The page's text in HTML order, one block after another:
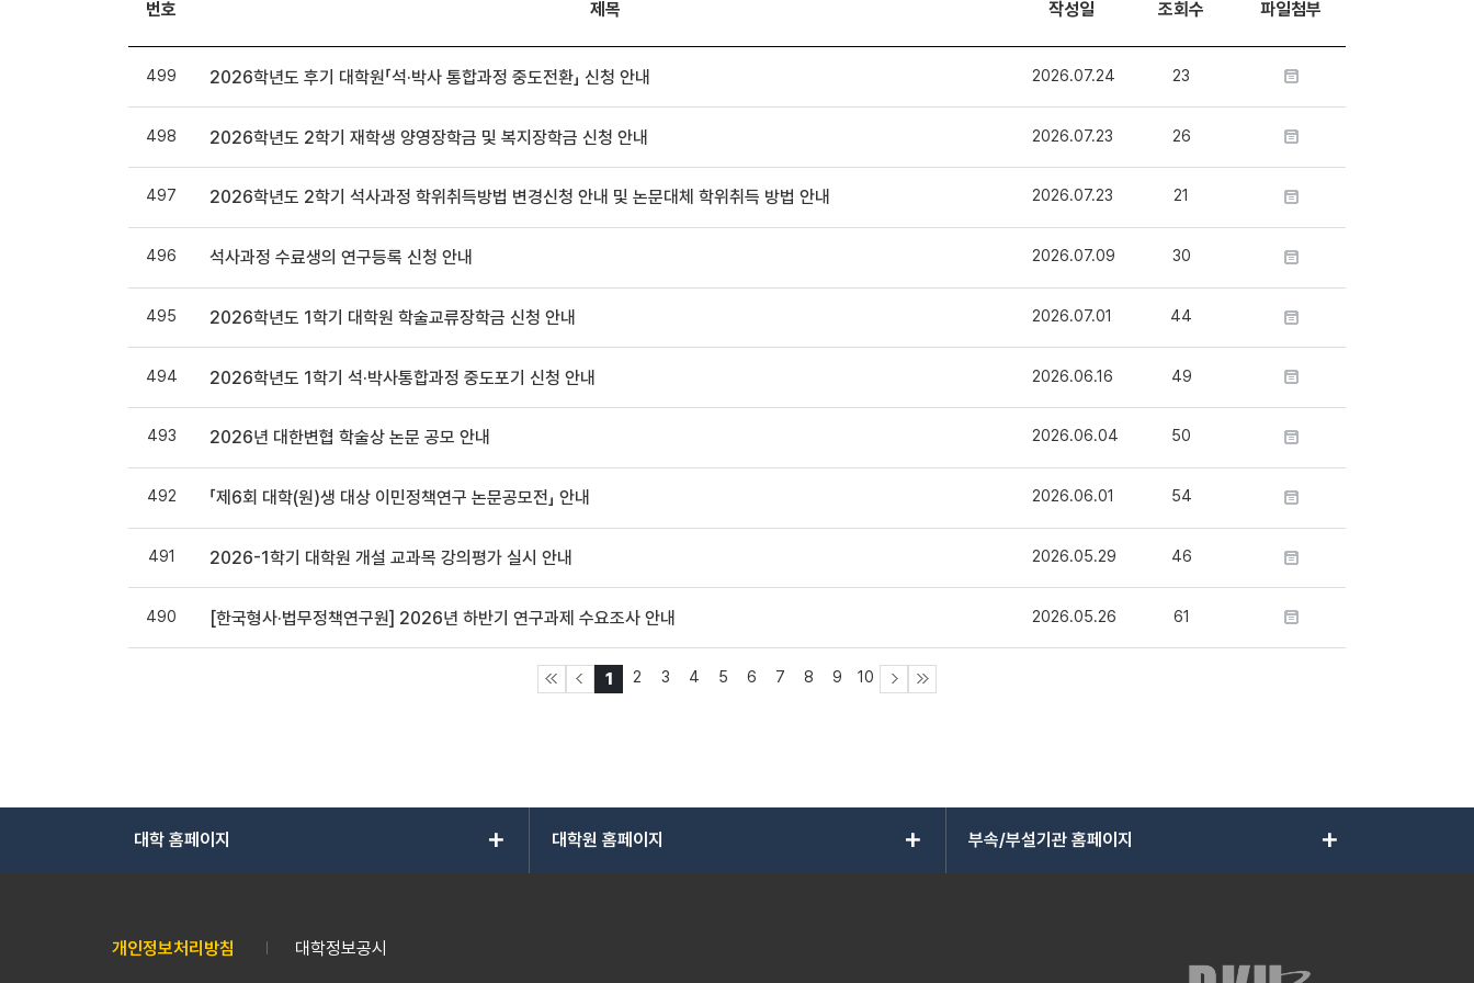
번호 제목 작성일 조회수 파일첨부
499 2026학년도 후기 대학원「석·박사 통합과정 중도전환」 신청 안내 2026.07.24 23
498 2026학년도 2학기 재학생 양영장학금 및 복지장학금 신청 안내 2026.07.23 26
497 2026학년도 2학기 석사과정 학위취득방법 변경신청 안내 및 논문대체 학위취득 방법 안내 2026.07.23 21
496 석사과정 수료생의 연구등록 신청 안내 2026.07.09 30
495 2026학년도 1학기 대학원 학술교류장학금 신청 안내 2026.07.01 44
494 2026학년도 1학기 석·박사통합과정 중도포기 신청 안내 2026.06.16 49
493 2026년 대한변협 학술상 논문 공모 안내 2026.06.04 50
492 「제6회 대학(원)생 대상 이민정책연구 논문공모전」 안내 2026.06.01 54
491 2026-1학기 대학원 개설 교과목 강의평가 실시 안내 2026.05.29 46
490 [한국형사·법무정책연구원] 2026년 하반기 연구과제 수요조사 안내 2026.05.26 61
1 2 3 4 5 6 7 8 9 10
대학 홈페이지 add 대학원 홈페이지 add 부속/부설기관 홈페이지 add
개인정보처리방침 대학정보공시